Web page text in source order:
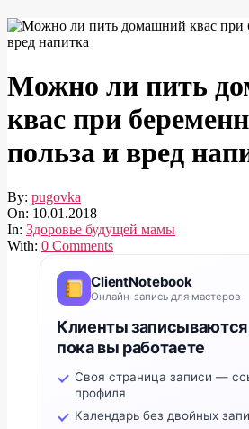
Можно ли пить
квас при
польза и вред
By: pugovka
On: 10.01.2018
In: Здоровье будущей мамы
With: 0 Comments
ClientNotebook
Онлайн-запись для мастеров
Клиенты
пока вы работаете
Своя страница записи —
профиля
Календарь без двойных